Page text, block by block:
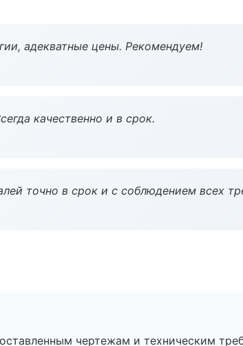
адекватные цены. Рекомендуем!
качественно и в срок.
точно в срок и с соблюдением всех
чертежам и техническим